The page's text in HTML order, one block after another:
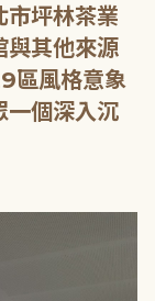
市坪林茶業
與其他來源
區風格意象
一個深入沉